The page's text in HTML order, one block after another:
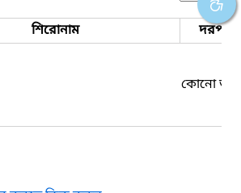
শিরোনাম দরপত্র
কোনো তথ্য